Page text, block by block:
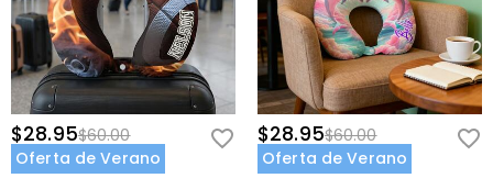
$28.95$60.00
Oferta de Verano
$28.95$60.00
Oferta de Verano